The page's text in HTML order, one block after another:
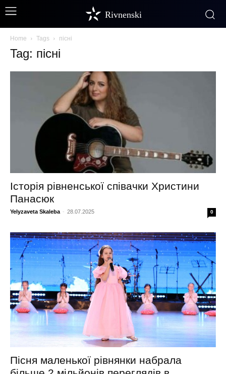
Rivnenski
Home Tags пісні
Tag: пісні
Історія рівненської співачки Христини
Панасюк
Yelyzaveta Skaleba - 28.07.2025 0
Пісня маленької рівнянки набрала